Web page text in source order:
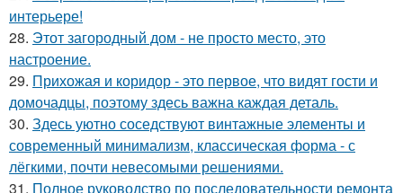
интерьере!
28. Этот загородный дом - не просто место, это
настроение.
29. Прихожая и коридор - это первое, что видят гости и
домочадцы, поэтому здесь важна каждая деталь.
30. Здесь уютно соседствуют винтажные элементы и
современный минимализм, классическая форма - с
лёгкими, почти невесомыми решениями.
31. Полное руководство по последовательности ремонта